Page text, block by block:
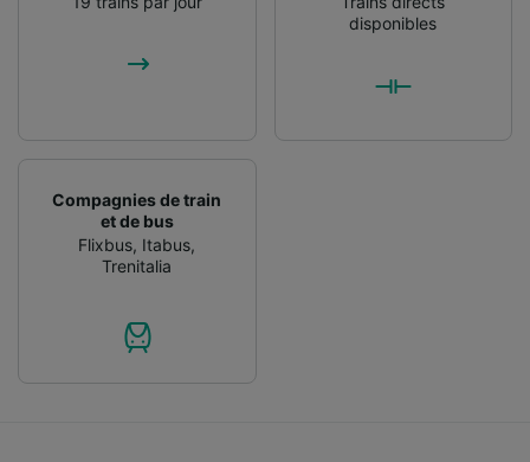
disponibles
Compagnies de train
et de bus
Flixbus, Itabus,
Trenitalia